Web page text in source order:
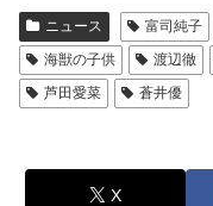
ニュース 富司純子
海獣の子供
渡辺徹
芦田愛菜
蒼井優
X